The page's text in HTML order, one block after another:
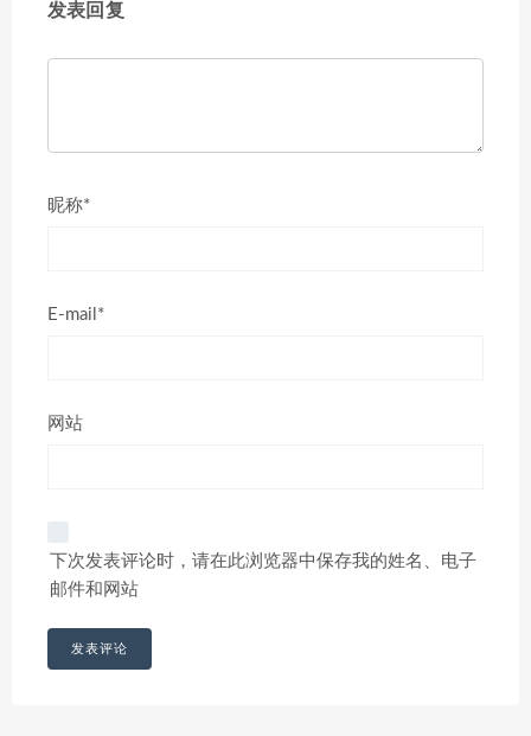
发表回复
昵称*
E-mail*
网站
下次发表评论时，请在此浏览器中保存我的姓名、电子
邮件和网站